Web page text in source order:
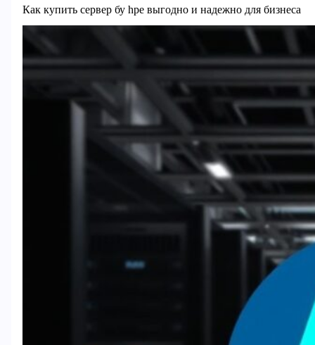
Как купить сервер бу hpe выгодно и надежно для бизнеса